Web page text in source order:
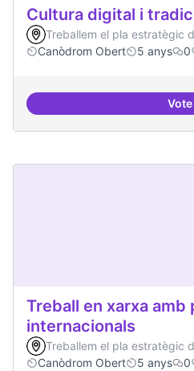
Cultura digital i
Treballem el pla estratègic
Canòdrom Obert
5 anys 0
Vote
Treball en xarxa amb
internacionals
Treballem el pla estratègic
Canòdrom Obert
5 anys 0